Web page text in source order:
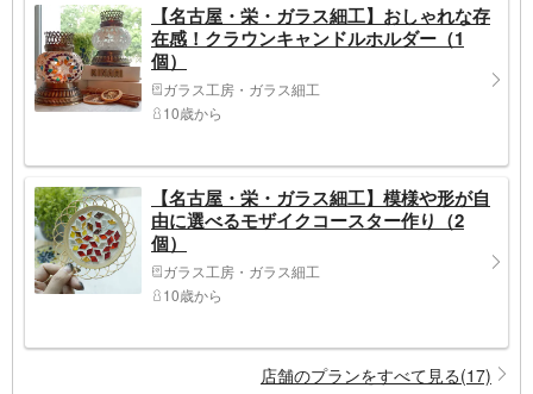
【名古屋・栄・ガラス細工】おしゃれな存
在感！クラウンキャンドルホルダー（1
個）
ガラス工房・ガラス細工
10歳から
【名古屋・栄・ガラス細工】模様や形が自
由に選べるモザイクコースター作り（2
個）
ガラス工房・ガラス細工
10歳から
店舗のプランをすべて見る(17)